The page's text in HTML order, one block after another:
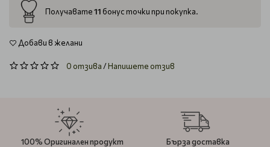
Получавате11 бонус точки при покупка.
Добави в желани
0 отзива/Напишете отзив
100% Оригинален продукт Бърза доставка